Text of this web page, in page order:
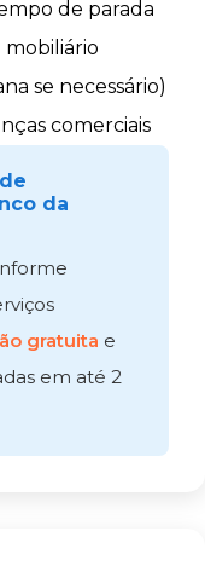
de parada
se necessário)
comerciais
da
gratuita e
em até 2